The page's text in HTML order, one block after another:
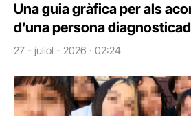
Una guia gràfica per als
d’una persona
27 - juliol - 2026 · 02:24